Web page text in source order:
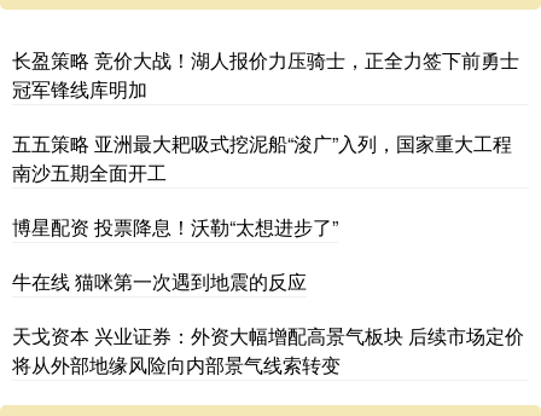
长盈策略 竞价大战！湖人报价力压骑士，正全力签下前勇士
冠军锋线库明加
五五策略 亚洲最大耙吸式挖泥船“浚广”入列，国家重大工程
南沙五期全面开工
博星配资 投票降息！沃勒“太想进步了”
牛在线 猫咪第一次遇到地震的反应
天戈资本 兴业证券：外资大幅增配高景气板块 后续市场定价
将从外部地缘风险向内部景气线索转变